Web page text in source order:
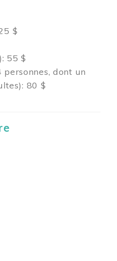
$
55 $
personnes, dont un
80 $